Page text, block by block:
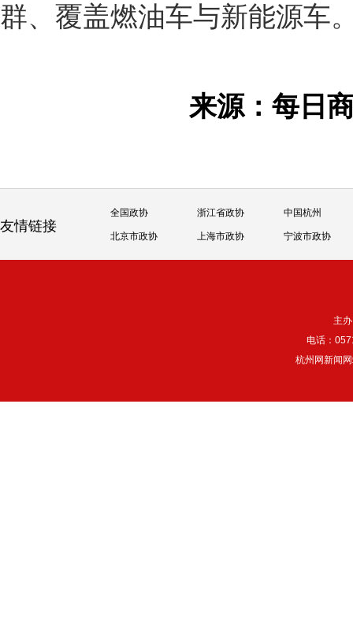
群、覆盖燃油车与新能源车
来源：每
友情链接
全国政协 浙江省政协 中国杭州
北京市政协 上海市政协 宁波市政协
主
电话：
杭州网新闻